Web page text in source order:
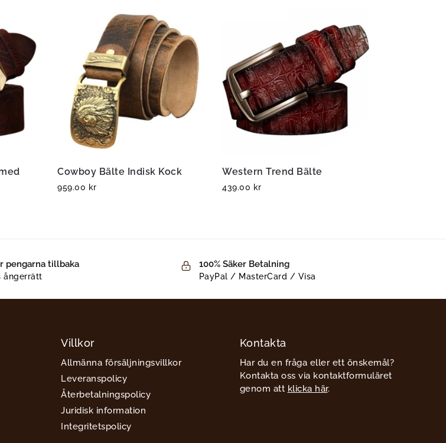
Cowboy Bälte Indisk Kock
959.00 kr
Western Trend Bälte
439.00 kr
pengarna tillbaka
ångerrätt
100% Säker Betalning
PayPal / MasterCard / Visa
Villkor
Allmänna försäljningsvillkor
Leveranspolicy
Återbetalningspolicy
Juridisk information
Integritetspolicy
Kontakta
Har du en fråga eller ett önskemål?
Kontakta oss via kontaktformuläret
genom att klicka här.